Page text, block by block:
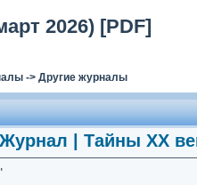
2026) [PDF]
-> Другие журналы
Журнал | Тайны ХХ